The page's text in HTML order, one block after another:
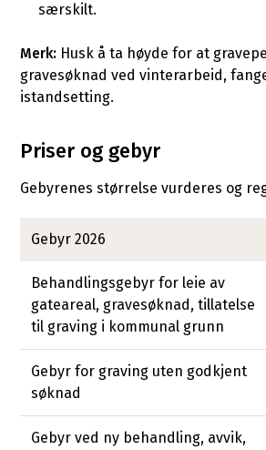
særskilt.
Merk: Husk å ta høyde for at
gravesøknad ved vinterarbeid,
istandsetting.
Priser og gebyr
Gebyrenes størrelse vurderes og
Gebyr 2026
Behandlingsgebyr for leie av
gateareal, gravesøknad, tillatelse
til graving i kommunal grunn
Gebyr for graving uten godkjent
søknad
Gebyr ved ny behandling, avvik,